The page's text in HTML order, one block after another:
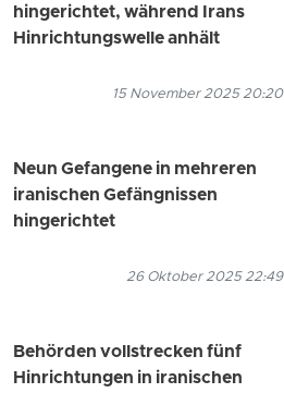
hingerichtet, während Irans
Hinrichtungswelle anhält
15 November 2025 20:20
Neun Gefangene in mehreren
iranischen Gefängnissen
hingerichtet
26 Oktober 2025 22:49
Behörden vollstrecken fünf
Hinrichtungen in iranischen